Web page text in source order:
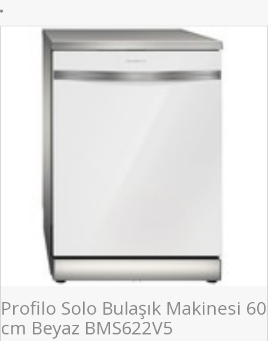
Profilo Solo Bulaşık Makinesi 60
cm Beyaz BMS622V5